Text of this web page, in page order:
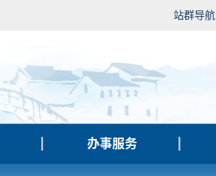
站群导航
办事服务